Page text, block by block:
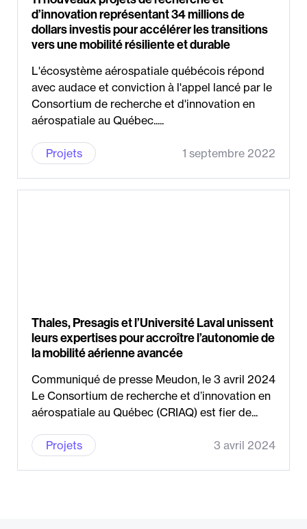
d’innovation représentant 34 millions de
dollars investis pour accélérer les transitions
vers une mobilité résiliente et durable
L'écosystème aérospatiale québécois répond
avec audace et conviction à l'appel lancé par le
Consortium de recherche et d'innovation en
aérospatiale au Québec.....
Projets 1 septembre 2022
Thales, Presagis et l’Université Laval unissent
leurs expertises pour accroître l’autonomie de
la mobilité aérienne avancée
Communiqué de presse Meudon, le 3 avril 2024
Le Consortium de recherche et d’innovation en
aérospatiale au Québec (CRIAQ) est fier de...
Projets 3 avril 2024